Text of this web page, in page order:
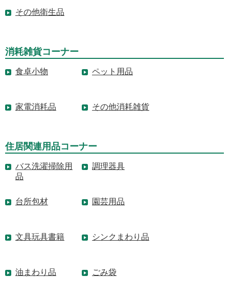
その他衛生品
消耗雑貨コーナー
食卓小物 ペット用品
家電消耗品 その他消耗雑貨
住居関連用品コーナー
バス洗濯掃除用
品
調理器具
台所包材 園芸用品
文具玩具書籍 シンクまわり品
油まわり品 ごみ袋